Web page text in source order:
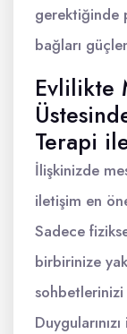
gerektiğinde
bağları
Evlilikte
Terapi
İlişkinizde
iletişim en
Sadece
birbirinize
sohbetlerinizi